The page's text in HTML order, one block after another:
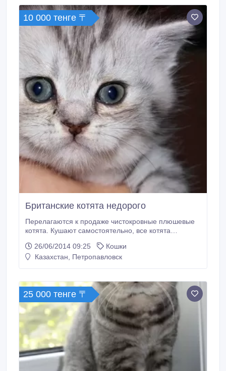
10 000 тенге 〒
Британские котята недорого
Перелагаются к продаже чистокровные плюшевые
котята. Кушают самостоятельно, все котята
характер, мощный костяк, круглая голова, с
великолепными изумрудными глазами. Окрас
можете приехать к нам в гости и выбрать ласкового,
милого и преданного друга.
26/06/2014 09:25
Кошки
Казахстан, Петропавловск
25 000 тенге 〒